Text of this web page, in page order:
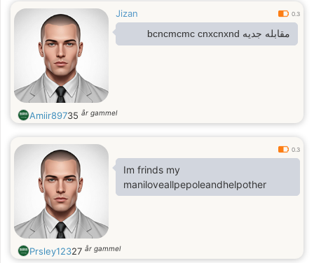
Jizan 0.3
مقابله جديه bcncmcmc cnxcnxnd
Amiir89735 år gammel
0.3
Im frinds my
maniloveallpepoleandhelpother
Prsley12327 år gammel